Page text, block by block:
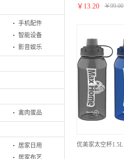
手机配件
智能设备
影音娱乐
禽肉蛋品
居家日用
居家布艺
￥ 13.20 ￥99.00
优美家太空杯1.5L